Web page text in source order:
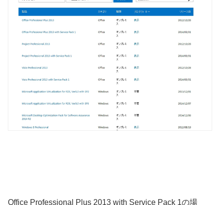
Office Professional Plus 2013 with Service Pack 1の場